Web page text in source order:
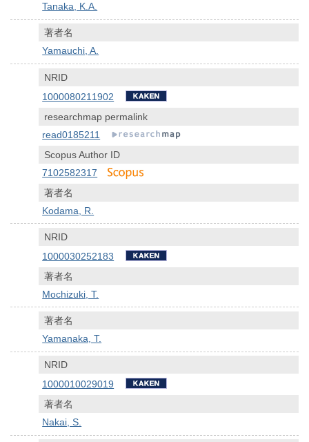
Tanaka, K.A.
著者名
Yamauchi, A.
NRID
1000080211902
researchmap permalink
read0185211
Scopus Author ID
7102582317
著者名
Kodama, R.
NRID
1000030252183
著者名
Mochizuki, T.
著者名
Yamanaka, T.
NRID
1000010029019
著者名
Nakai, S.